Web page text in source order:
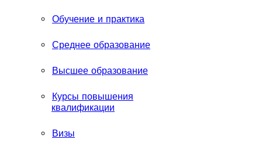
Обучение и практика
Среднее образование
Высшее образование
Курсы повышения
квалификации
Визы